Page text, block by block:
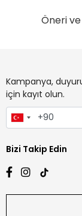
Öneri
Kampanya,
için kayıt olun.
Bizi Takip Edin